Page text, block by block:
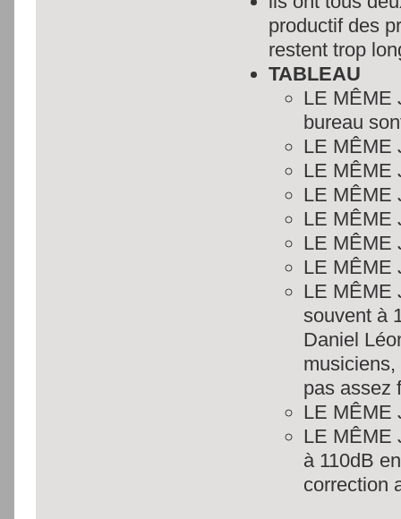
productif des
restent trop
TABLEAU
LE MÊME
bureau
LE MÊME
LE MÊME
LE MÊME
LE MÊME
LE MÊME
LE MÊME
LE MÊME
souvent à
Daniel
pas assez
LE MÊME
LE MÊME
à 110dB
correction